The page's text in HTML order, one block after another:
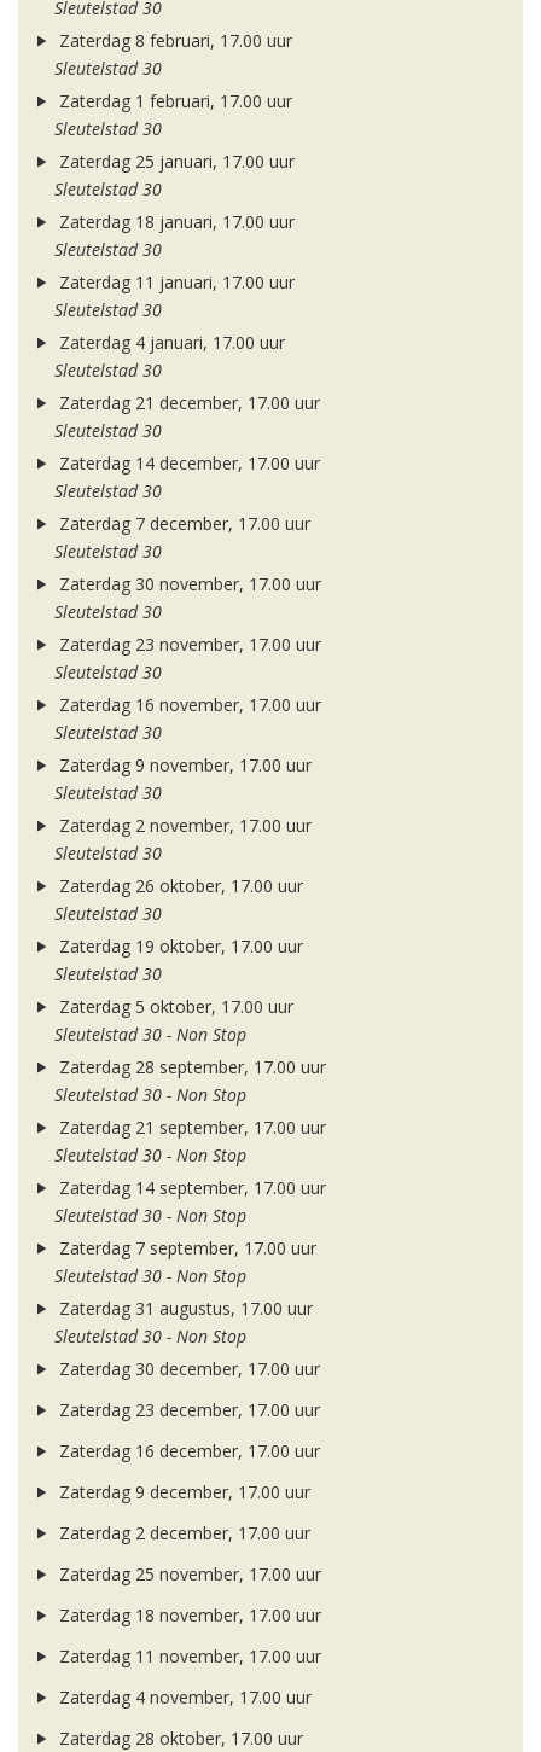
Sleutelstad 30
Zaterdag 8 februari, 17.00 uur
Sleutelstad 30
Zaterdag 1 februari, 17.00 uur
Sleutelstad 30
Zaterdag 25 januari, 17.00 uur
Sleutelstad 30
Zaterdag 18 januari, 17.00 uur
Sleutelstad 30
Zaterdag 11 januari, 17.00 uur
Sleutelstad 30
Zaterdag 4 januari, 17.00 uur
Sleutelstad 30
Zaterdag 21 december, 17.00 uur
Sleutelstad 30
Zaterdag 14 december, 17.00 uur
Sleutelstad 30
Zaterdag 7 december, 17.00 uur
Sleutelstad 30
Zaterdag 30 november, 17.00 uur
Sleutelstad 30
Zaterdag 23 november, 17.00 uur
Sleutelstad 30
Zaterdag 16 november, 17.00 uur
Sleutelstad 30
Zaterdag 9 november, 17.00 uur
Sleutelstad 30
Zaterdag 2 november, 17.00 uur
Sleutelstad 30
Zaterdag 26 oktober, 17.00 uur
Sleutelstad 30
Zaterdag 19 oktober, 17.00 uur
Sleutelstad 30
Zaterdag 5 oktober, 17.00 uur
Sleutelstad 30 - Non Stop
Zaterdag 28 september, 17.00 uur
Sleutelstad 30 - Non Stop
Zaterdag 21 september, 17.00 uur
Sleutelstad 30 - Non Stop
Zaterdag 14 september, 17.00 uur
Sleutelstad 30 - Non Stop
Zaterdag 7 september, 17.00 uur
Sleutelstad 30 - Non Stop
Zaterdag 31 augustus, 17.00 uur
Sleutelstad 30 - Non Stop
Zaterdag 30 december, 17.00 uur
Zaterdag 23 december, 17.00 uur
Zaterdag 16 december, 17.00 uur
Zaterdag 9 december, 17.00 uur
Zaterdag 2 december, 17.00 uur
Zaterdag 25 november, 17.00 uur
Zaterdag 18 november, 17.00 uur
Zaterdag 11 november, 17.00 uur
Zaterdag 4 november, 17.00 uur
Zaterdag 28 oktober, 17.00 uur